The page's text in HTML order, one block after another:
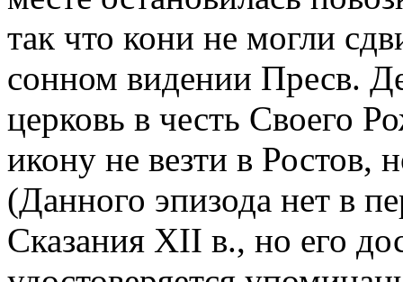
так что кони не могли
сонном видении Пресв.
церковь в честь Своего
икону не везти в Ростов,
(Данного эпизода нет в
Сказания XII в., но его